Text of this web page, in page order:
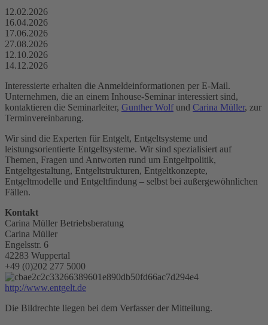
12.02.2026
16.04.2026
17.06.2026
27.08.2026
12.10.2026
14.12.2026
Interessierte erhalten die Anmeldeinformationen per E-Mail.
Unternehmen, die an einem Inhouse-Seminar interessiert sind,
kontaktieren die Seminarleiter, Gunther Wolf und Carina Müller, zur
Terminvereinbarung.
Wir sind die Experten für Entgelt, Entgeltsysteme und
leistungsorientierte Entgeltsysteme. Wir sind spezialisiert auf
Themen, Fragen und Antworten rund um Entgeltpolitik,
Entgeltgestaltung, Entgeltstrukturen, Entgeltkonzepte,
Entgeltmodelle und Entgeltfindung – selbst bei außergewöhnlichen
Fällen.
Kontakt
Carina Müller Betriebsberatung
Carina Müller
Engelsstr. 6
42283 Wuppertal
+49 (0)202 277 5000
http://www.entgelt.de
Die Bildrechte liegen bei dem Verfasser der Mitteilung.